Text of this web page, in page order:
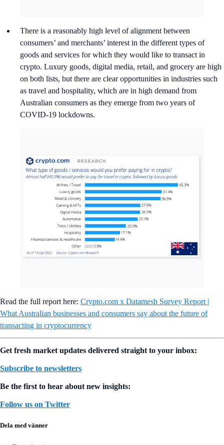
There is a reasonably high level of alignment between
consumers’ and merchants’ interest in the different types of
goods and services for which they would like to transact in
crypto. Luxury goods, digital media, retail, and grocery are high
on both lists, but there are clear opportunities in industries such
as travel and hospitality, which are in high demand from
Australian consumers as they emerge from two years of
COVID-19 lockdowns.
Read the full report here: Crypto.com x Datamesh Survey Report |
What Australian businesses and consumers say about the future of
transacting in cryptocurrency
Get fresh market updates delivered straight to your inbox:
Subscribe to newsletters
Be the first to hear about new insights:
Follow us on Twitter
Dela med vänner